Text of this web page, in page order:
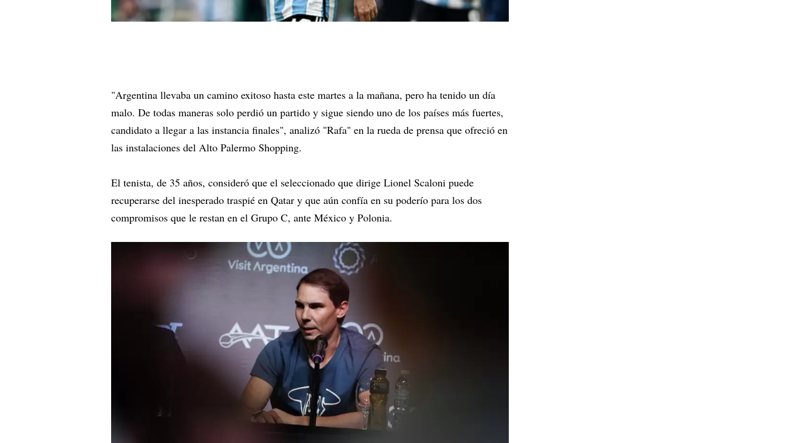
"Argentina llevaba un camino exitoso hasta este martes a la mañana, pero ha tenido un día
malo. De todas maneras solo perdió un partido y sigue siendo uno de los países más fuertes,
candidato a llegar a las instancia finales", analizó "Rafa" en la rueda de prensa que ofreció en
las instalaciones del Alto Palermo Shopping.
El tenista, de 35 años, consideró que el seleccionado que dirige Lionel Scaloni puede
recuperarse del inesperado traspié en Qatar y que aún confía en su poderío para los dos
compromisos que le restan en el Grupo C, ante México y Polonia.